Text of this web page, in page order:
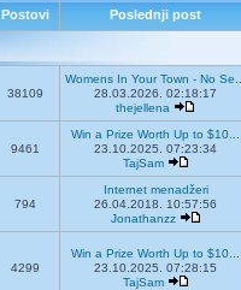
Postovi Poslednji post
38109
Womens In Your Town - No Se...
28.03.2026. 02:18:17
thejellena
9461
Win a Prize Worth Up to $10...
23.10.2025. 07:23:34
TajSam
794
Internet menadžeri
26.04.2018. 10:57:56
Jonathanzz
4299
Win a Prize Worth Up to $10...
23.10.2025. 07:28:15
TajSam